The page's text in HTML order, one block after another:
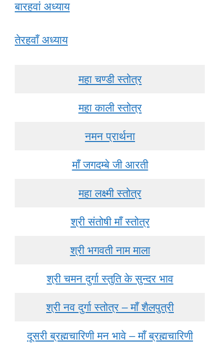
बारहवां अध्याय
तेरहवाँ अध्याय
महा चण्डी स्तोत्र
महा काली स्तोत्र
नमन प्रार्थना
माँ जगदम्बे जी आरती
महा लक्ष्मी स्तोत्र
श्री संतोषी माँ स्तोत्र
श्री भगवती नाम माला
श्री चमन दुर्गा स्तुति के सुन्दर भाव
श्री नव दुर्गा स्तोत्र – माँ शैलपुत्री
दूसरी ब्रह्मचारिणी मन भावे – माँ ब्रह्मचारिणी